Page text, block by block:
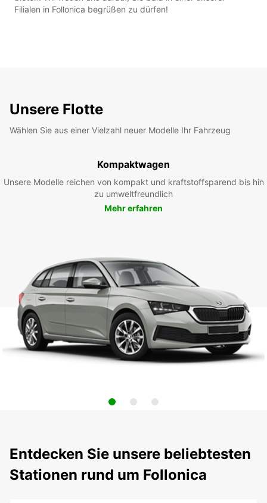
Filialen in Follonica begrüßen zu dürfen!
Unsere Flotte
Wählen Sie aus einer Vielzahl neuer Modelle Ihr Fahrzeug
Kompaktwagen
Unsere Modelle reichen von kompakt und kraftstoffsparend bis hin
zu umweltfreundlich
Mehr erfahren
Entdecken Sie unsere beliebtesten
Stationen rund um Follonica